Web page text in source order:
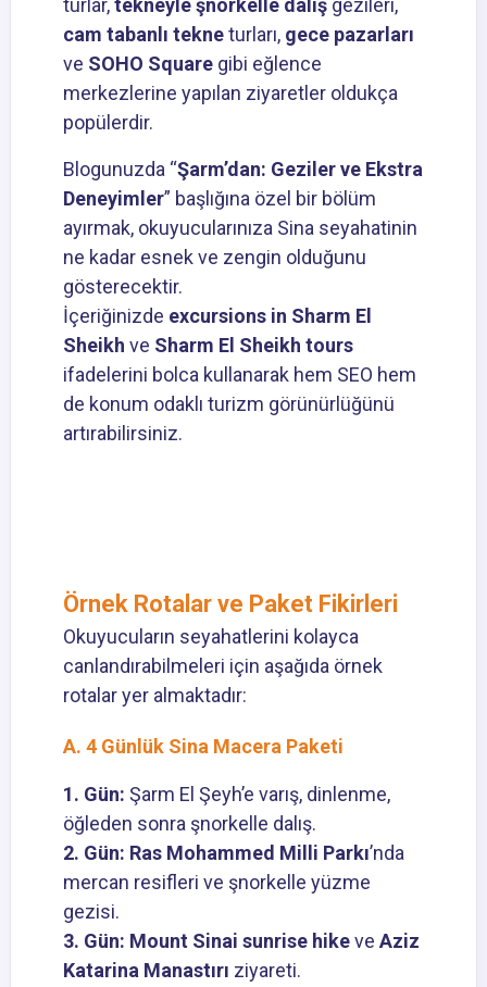
cam tabanlı tekneturları, gece pazarları
ve SOHO Square gibi eğlence
merkezlerine yapılan ziyaretler oldukça
popülerdir.
Blogunuzda “Şarm’dan: Geziler ve Ekstra
Deneyimler” başlığına özel bir bölüm
ayırmak, okuyucularınıza Sina seyahatinin
ne kadar esnek ve zengin olduğunu
gösterecektir.
İçeriğinizde excursions in Sharm El
Sheikh ve Sharm El Sheikh tours
ifadelerini bolca kullanarak hem SEO hem
de konum odaklı turizm görünürlüğünü
artırabilirsiniz.
Örnek Rotalar ve Paket Fikirleri
Okuyucuların seyahatlerini kolayca
canlandırabilmeleri için aşağıda örnek
rotalar yer almaktadır:
A. 4 Günlük Sina Macera Paketi
1. Gün: Şarm El Şeyh’e varış, dinlenme,
öğleden sonra şnorkelle dalış.
2. Gün: Ras Mohammed Milli Parkı’nda
mercan resifleri ve şnorkelle yüzme
gezisi.
3. Gün: Mount Sinai sunrise hikeve Aziz
Katarina Manastırı ziyareti.